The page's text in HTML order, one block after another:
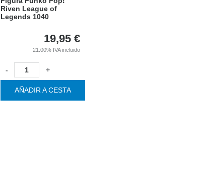
Riven League of
Legends 1040
19,95 €
21.00% IVA incluido
- +
AÑADIR A CESTA